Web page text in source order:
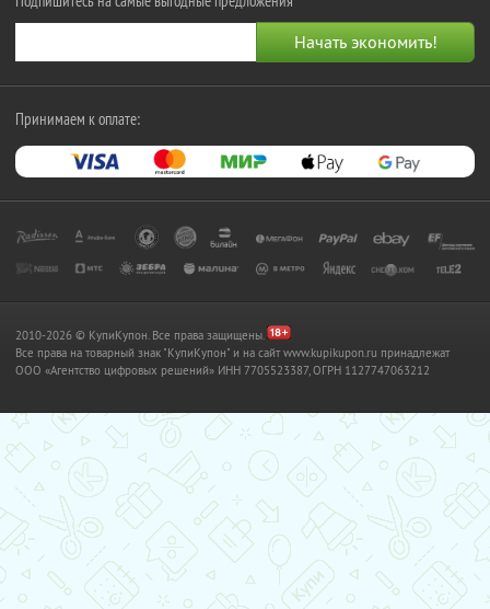
Принимаем к оплате:
2010-2026 © КупиКупон. Все права защищены.
Все права на товарный знак "КупиКупон" и на сайт www.kupikupon.ru принадлежат
OOO «Агентство цифровых решений» ИНН 7705523387, ОГРН 1127747063212